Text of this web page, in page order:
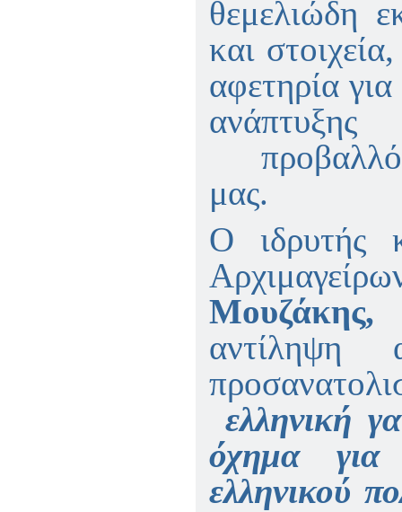
θεμελιώδη
και
αφετηρία
μας.
Ο ιδρυτής
αντίληψη
ελληνική
όχημα για
ελληνικού